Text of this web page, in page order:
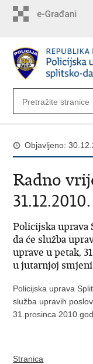
Objavljeno:
Radno
Policijska uprava
da će služba
uprave u petak,
u jutarnjoj
Policijska uprava
služba upravih
31.prosinca
Stranica